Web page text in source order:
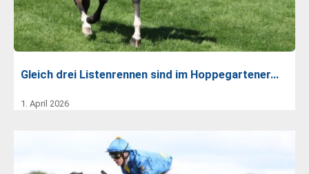
Gleich drei Listenrennen sind im Hoppegartener…
1. April 2026